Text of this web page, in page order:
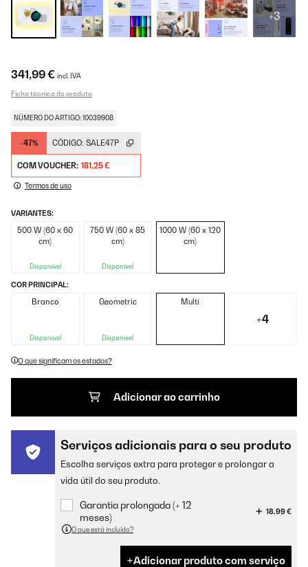
+3
341,99 € incl. IVA
Ficha técnica do produto
NÚMERO DO ARTIGO: 10039908
-47% CÓDIGO: SALE47P
COM VOUCHER: 181,25 €
Termos de uso
VARIANTES:
500 W (60 x 60
cm)
Disponível
750 W (60 x 85
cm)
Disponível
1000 W (60 x 120
cm)
COR PRINCIPAL:
Branco
Disponível
Geometric
Disponível
Multi
+4
O que significam os estados?
Adicionar ao carrinho
Serviços adicionais para o seu produto
Escolha serviços extra para proteger e prolongar a
vida útil do seu produto.
Garantia prolongada (+ 12
meses)
18,99 €
O que está incluído?
Adicionar produto com serviço